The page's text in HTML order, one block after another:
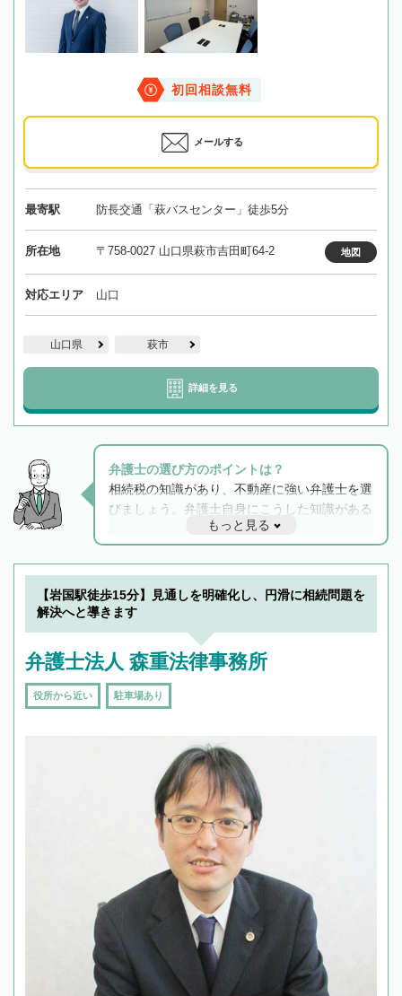
初回相談無料
メールする
最寄駅 防長交通「萩バスセンター」徒歩5分
所在地 〒758-0027 山口県萩市吉田町64-2 地図
対応エリア 山口
山口県 萩市
詳細を見る
弁護士の選び方のポイントは？
相続税の知識があり、不動産に強い弁護士を選
びましょう。弁護士自身にこうした知識がある
と他士業との連携もスムーズに進み、トラブル
解決のみならず相続をトータルで任せることが
できます。また、相続は感情がからむ分野なの
でフィーリングも重要です。実際に電話や面談
で複数の弁護士と会話をしてウマが合う方に依
もっと見る
【岩国駅徒歩15分】見通しを明確化し、円滑に相続問題を
解決へと導きます
弁護士法人 森重法律事務所
役所から近い 駐車場あり